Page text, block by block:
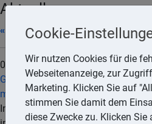
Aktuell
« 07/2026
06.08.2026
Gesetzentwurf: Internationaler
mit Kryptowerten
Informationen über den Handel mit
Cookie-
Wir nutzen Cookies für die
Webseitenanzeige, zur
Marketing. Klicken Sie auf
stimmen Sie damit dem
diese Zwecke zu. Klicken Sie